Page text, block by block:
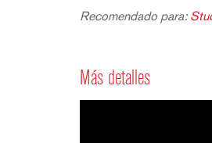
Recomendado para:
Más detalles